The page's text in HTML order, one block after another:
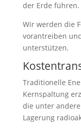
der Erde führen.
Wir werden die
vorantreiben
unterstützen.
Traditionelle
Kernspaltung
die unter
Lagerung